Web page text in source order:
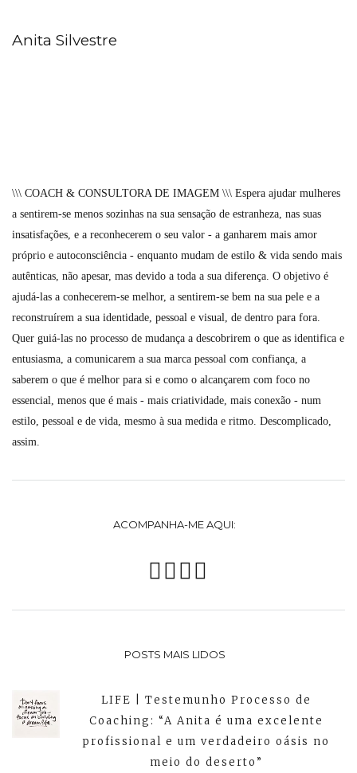
Anita Silvestre
\\\ COACH & CONSULTORA DE IMAGEM \\\ Espera ajudar mulheres
a sentirem-se menos sozinhas na sua sensação de estranheza, nas suas
insatisfações, e a reconhecerem o seu valor - a ganharem mais amor
próprio e autoconsciência - enquanto mudam de estilo & vida sendo mais
autênticas, não apesar, mas devido a toda a sua diferença. O objetivo é
ajudá-las a conhecerem-se melhor, a sentirem-se bem na sua pele e a
reconstruírem a sua identidade, pessoal e visual, de dentro para fora.
Quer guiá-las no processo de mudança a descobrirem o que as identifica e
entusiasma, a comunicarem a sua marca pessoal com confiança, a
saberem o que é melhor para si e como o alcançarem com foco no
essencial, menos que é mais - mais criatividade, mais conexão - num
estilo, pessoal e de vida, mesmo à sua medida e ritmo. Descomplicado,
assim.
ACOMPANHA-ME AQUI:
POSTS MAIS LIDOS
LIFE | Testemunho Processo de
Coaching: “A Anita é uma excelente
profissional e um verdadeiro oásis no
meio do deserto”